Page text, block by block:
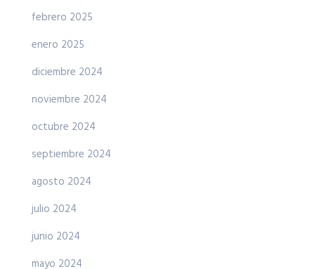
febrero 2025
enero 2025
diciembre 2024
noviembre 2024
octubre 2024
septiembre 2024
agosto 2024
julio 2024
junio 2024
mayo 2024